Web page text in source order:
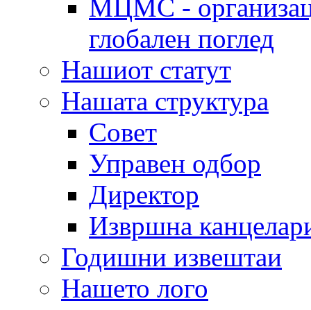
МЦМС -
глобален поглед
Нашиот статут
Нашата структура
Совет
Управен одбор
Директор
Извршна
Годишни извештаи
Нашето лого